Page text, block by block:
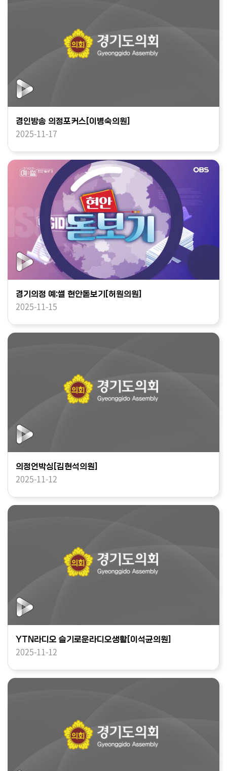
경인방송 의정포커스[이병숙의원]
2025-11-17
경기의정 예:썰 현안돋보기[허원의원]
2025-11-15
의정언박싱[김현석의원]
2025-11-12
YTN라디오 슬기로운라디오생활[이석균의원]
2025-11-12